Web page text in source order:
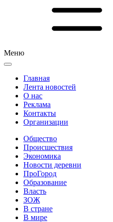
Меню
Главная
Лента новостей
О нас
Реклама
Контакты
Организации
Общество
Происшествия
Экономика
Новости деревни
ПроГород
Образование
Власть
ЗОЖ
В стране
В мире